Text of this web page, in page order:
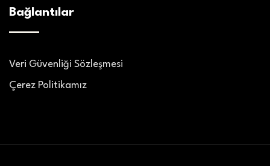
Bağlantılar
Veri Güvenliği Sözleşmesi
Çerez Politikamız